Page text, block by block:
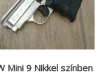
Mini 9 Nikkel színben